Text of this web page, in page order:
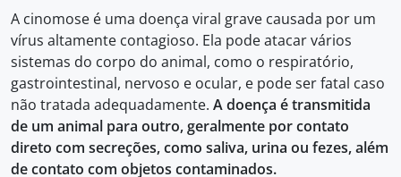
A cinomose é uma doença viral grave causada por um
vírus altamente contagioso. Ela pode atacar vários
sistemas do corpo do animal, como o respiratório,
gastrointestinal, nervoso e ocular, e pode ser fatal caso
não tratada adequadamente. A doença é transmitida
de um animal para outro, geralmente por contato
direto com secreções, como saliva, urina ou fezes, além
de contato com objetos contaminados.